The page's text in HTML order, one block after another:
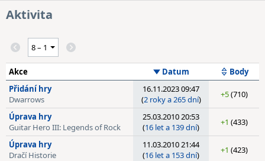
Aktivita
Akce Datum
Body
Přidání hry
Dwarrows
16.11.2023 09:47
(2 roky a 265 dní) +5(710)
Úprava hry
Guitar Hero III: Legends of Rock
25.03.2010 20:53
(16 let a 139 dní) +1 (433)
Úprava hry
Dračí Historie
11.03.2010 21:44
(16 let a 153 dní) +1 (423)